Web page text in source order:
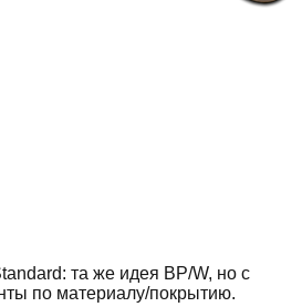
та же идея BP/W, но с
по материалу/покрытию.